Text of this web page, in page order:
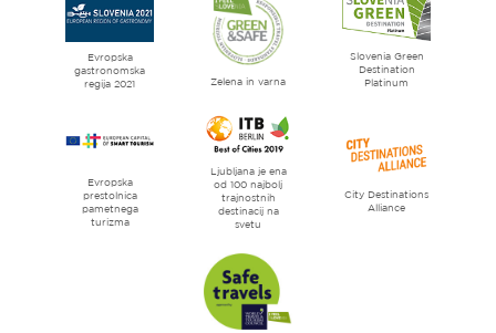
Ljubljana
mesto
literature
Evropska
gastronomska
regija 2021
Zelena in varna
Slovenia Green
Destination
Platinum
Evropska
prestolnica
pametnega
turizma
Ljubljana je ena
od 100 najbolj
trajnostnih
destinacij na
svetu
City Destinations
Alliance